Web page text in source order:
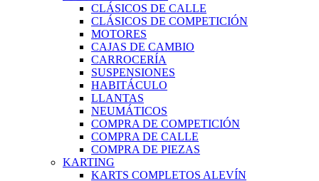
CLÁSICOS DE CALLE
CLÁSICOS DE COMPETICIÓN
MOTORES
CAJAS DE CAMBIO
CARROCERÍA
SUSPENSIONES
HABITÁCULO
LLANTAS
NEUMÁTICOS
COMPRA DE COMPETICIÓN
COMPRA DE CALLE
COMPRA DE PIEZAS
KARTING
KARTS COMPLETOS ALEVÍN